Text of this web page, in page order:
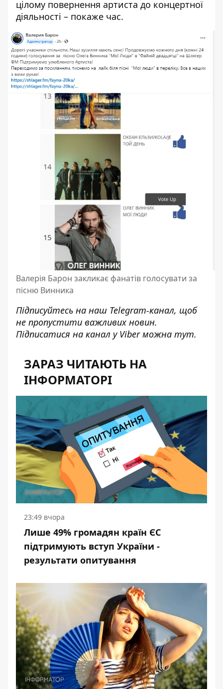
цілому повернення артиста до концертної
діяльності – покаже час.
Валерія Барон закликає фанатів голосувати за
пісню Винника
Підписуйтесь на наш Telegram-канал, щоб
не пропустити важливих новин.
Підписатися на канал у Viber можна тут.
ЗАРАЗ ЧИТАЮТЬ НА
ІНФОРМАТОРІ
23:49 вчора
Лише 49% громадян країн ЄС
підтримують вступ України -
результати опитування